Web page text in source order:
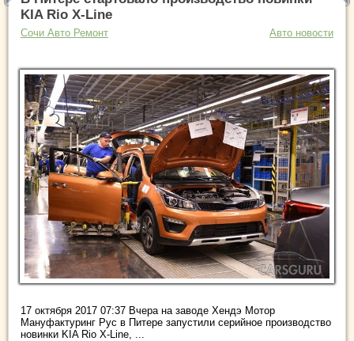
KIA Rio X-Line
Сочи Авто Ремонт Авто новости
17 октября 2017 07:37 Вчера на заводе Хендэ Мотор
Мануфактуринг Рус в Питере запустили серийное производство
новинки KIA Rio X-Line, ...